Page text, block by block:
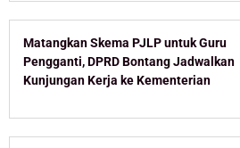
Matangkan Skema PJLP untuk Guru
Pengganti, DPRD Bontang Jadwalkan
Kunjungan Kerja ke Kementerian